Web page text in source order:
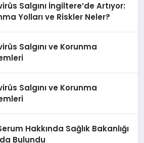
Salgını İngiltere’de Artıyor:
Yolları ve Riskler Neler?
Salgını ve Korunma
Salgını ve Korunma
Hakkında Sağlık Bakanlığı
Bulundu